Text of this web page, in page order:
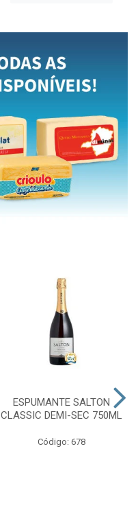
ESPUMANTE SALTON
CLASSIC DEMI-SEC 750ML
Código: 678